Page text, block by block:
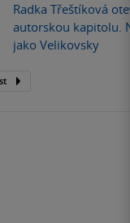
Radka Třeštíková
autorskou kapitolu.
jako Velikovsky